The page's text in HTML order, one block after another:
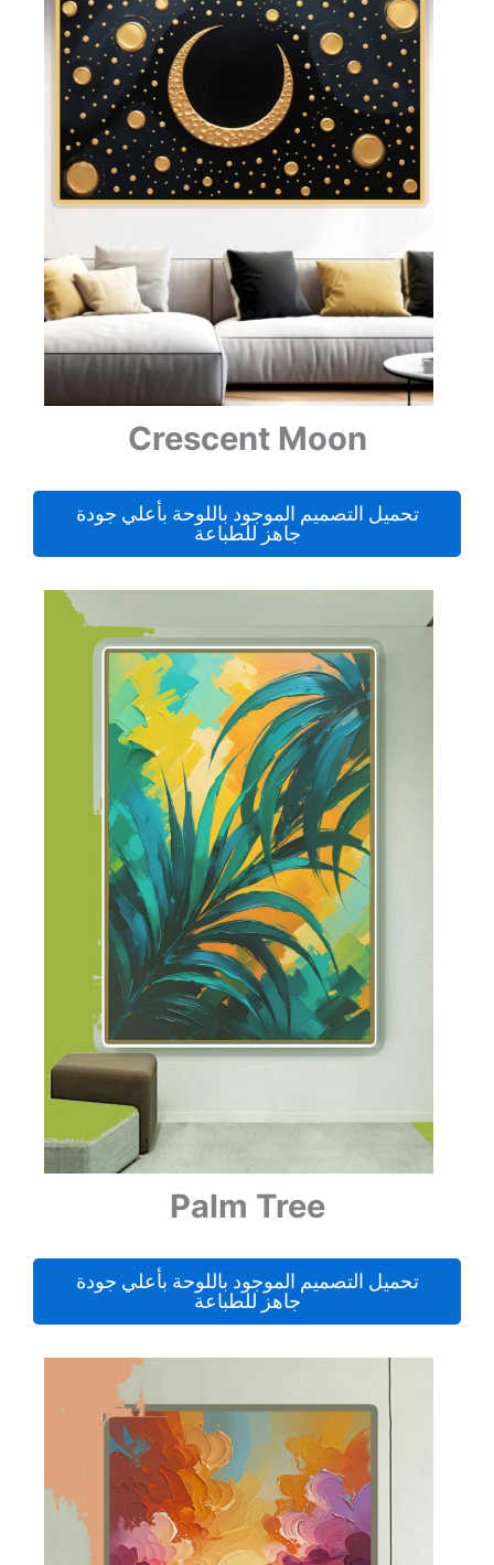
Crescent Moon
تحميل التصميم الموجود باللوحة بأعلي جودة
جاهز للطباعة
Palm Tree
تحميل التصميم الموجود باللوحة بأعلي جودة
جاهز للطباعة